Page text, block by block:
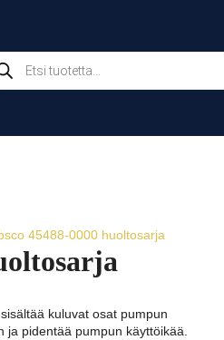
45488-0000 huoltosarja
kuluvat osat pumpun
pidentää pumpun käyttöikää.